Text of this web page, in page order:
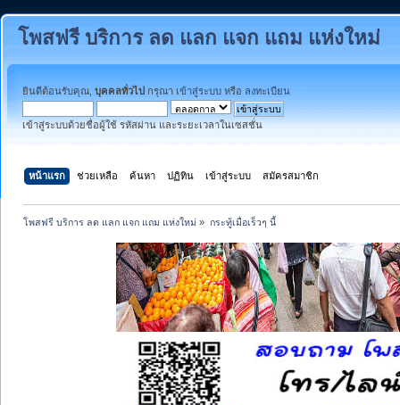
โพสฟรี บริการ ลด แลก แจก แถม แห่งใหม่
ยินดีต้อนรับคุณ, บุคคลทั่วไป กรุณา เข้าสู่ระบบ หรือ ลงทะเบียน
เข้าสู่ระบบด้วยชื่อผู้ใช้ รหัสผ่าน และระยะเวลาในเซสชั่น
หน้าแรก ช่วยเหลือ ค้นหา ปฏิทิน เข้าสู่ระบบ สมัครสมาชิก
โพสฟรี บริการ ลด แลก แจก แถม แห่งใหม่ » กระทู้เมื่อเร็วๆ นี้